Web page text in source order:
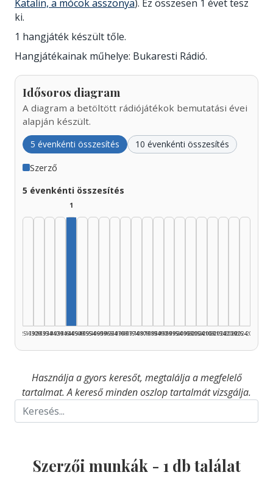
Katalin, a mócok asszonya). Ez összesen 1 évet tesz
ki.
1 hangjáték készült tőle.
Hangjátékainak műhelye: Bukaresti Rádió.
Idősoros diagram
A diagram a betöltött rádiójátékok bemutatási évei
alapján készült.
5 évenkénti összesítés 10 évenkénti összesítés
Szerző
5 évenkénti összesítés
1925–1929
1930–1934
1935–1939
1940–1944
1
1945–1949
1950–1954
1955–1959
1960–1964
1965–1969
1970–1974
1975–1979
1980–1984
1985–1989
1990–1994
1995–1999
2000–2004
2005–2009
2010–2014
2015–2019
2020–2024
2025–2026
Használja a gyors keresőt, megtalálja a megfelelő
tartalmat. A kereső minden oszlop tartalmát vizsgálja.
Szerzői munkák - 1 db találat